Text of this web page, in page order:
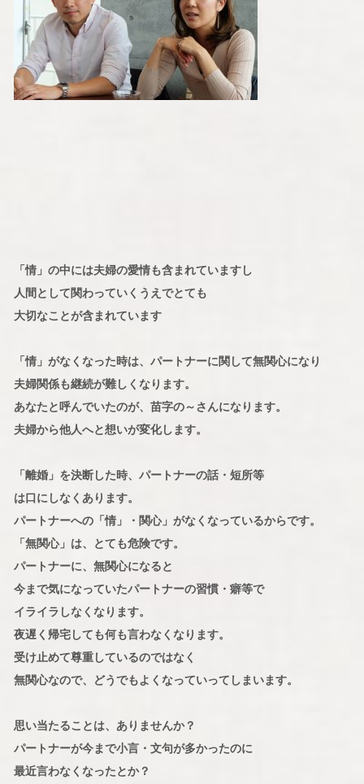
「情」の中には夫婦の愛情も含まれていますし
人間として関わっていくうえでとても
大切なことが含まれています
「情」がなくなった時は、パートナーに関して無関心になり
夫婦関係も継続が難しくなります。
あなたと呼んでいたのが、苗字の～さんになります。
夫婦から他人へと想いが変化します。
「離婚」を決断した時、パートナーの話・短所等
は口にしなくあります。
パートナーへの「情」・関心」がなくなっているからです。
「無関心」は、とても危険です。
パートナーに、無関心になると
今まで気になっていたパートナーの習慣・癖等で
イライラしなくなります。
夜遅く帰宅しても何も言わなくなります。
受け止めて尊重しているのではなく
無関心なので、どうでもよくなっていってしまいます。
思い当たることは、ありませんか？
パートナーが今まで小言・文句が多かったのに
最近言わなくなったとか？